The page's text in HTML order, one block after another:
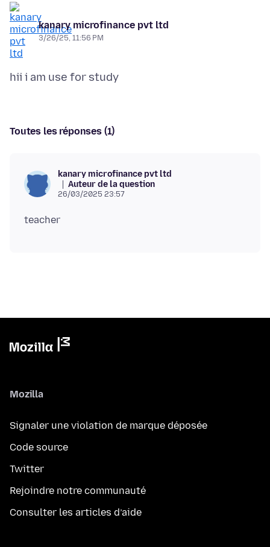
kanary microfinance pvt ltd
3/26/25, 11:56 PM
Toutes les réponses (1)
kanary microfinance pvt ltd
Auteur de la question
26/03/2025 23:57
Mozilla
Signaler une violation de marque déposée
Code source
Twitter
Rejoindre notre communauté
Consulter les articles d’aide